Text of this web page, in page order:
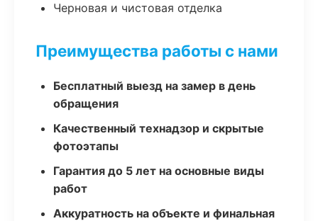
Черновая и чистовая отделка
Преимущества работы с нами
Бесплатный выезд на замер в день
обращения
Качественный технадзор и скрытые
фотоэтапы
Гарантия до 5 лет на основные виды
работ
Аккуратность на объекте и финальная